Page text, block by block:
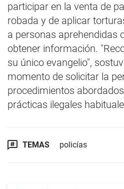
participar en la venta de
robada y de aplicar
a personas aprehendidas
obtener información.
su único evangelio",
momento de solicitar la
procedimientos
prácticas ilegales
TEMAS policías